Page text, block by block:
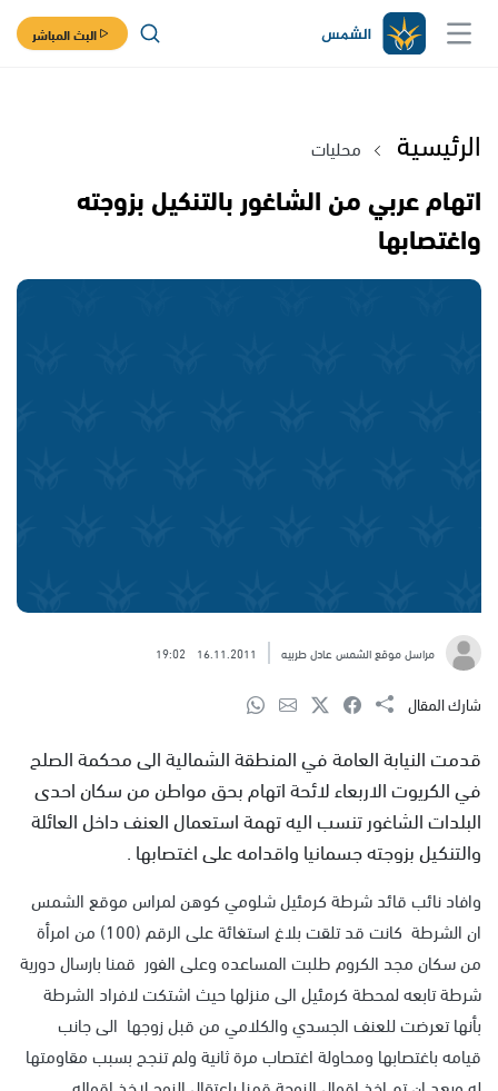
البث المباشر
الرئيسية محليات
اتهام عربي من الشاغور بالتنكيل بزوجته
واغتصابها
مراسل موقع الشمس عادل طربيه 16.11.2011
19:02
شارك المقال
قدمت النيابة العامة في المنطقة الشمالية الى محكمة الصلح
في الكريوت الاربعاء لائحة اتهام بحق مواطن من سكان احدى
البلدات الشاغور تنسب اليه تهمة استعمال العنف داخل العائلة
والتنكيل بزوجته جسمانيا واقدامه على اغتصابها .
وافاد نائب قائد شرطة كرمئيل شلومي كوهن لمراس موقع الشمس
ان الشرطة كانت قد تلقت بلاغ استغائة على الرقم (100) من امرأة
من سكان مجد الكروم طلبت المساعده وعلى الفور قمنا بارسال دورية
شرطة تابعه لمحطة كرمئيل الى منزلها حيث اشتكت لافراد الشرطة
بأنها تعرضت للعنف الجسدي والكلامي من قبل زوجها الى جانب
قيامه باغتصابها ومحاولة اغتصاب مرة ثانية ولم تنجح بسبب مقاومتها